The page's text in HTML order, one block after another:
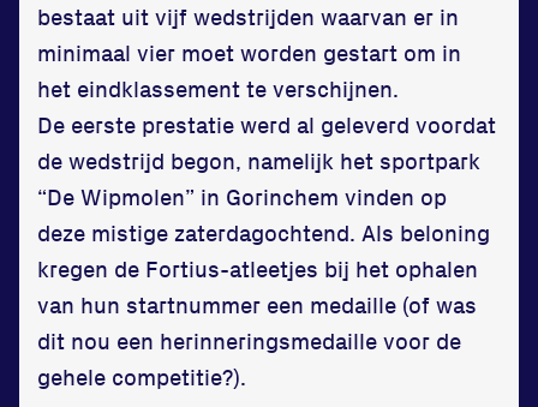
Updates
Atleten
Vereniging
Contact
bestaat uit vijf wedstrijden waarvan er in
minimaal vier moet worden gestart om in
het eindklassement te verschijnen.
De eerste prestatie werd al geleverd voordat
de wedstrijd begon, namelijk het sportpark
“De Wipmolen” in Gorinchem vinden op
deze mistige zaterdagochtend. Als beloning
kregen de Fortius-atleetjes bij het ophalen
van hun startnummer een medaille (of was
dit nou een herinneringsmedaille voor de
gehele competitie?).